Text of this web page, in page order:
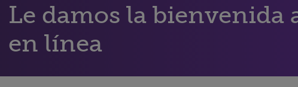
i
Le damos la bienvenida
en línea